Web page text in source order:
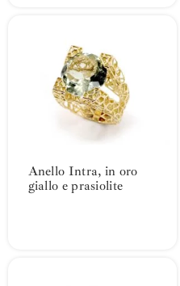
Anello Intra, in oro
giallo e prasiolite